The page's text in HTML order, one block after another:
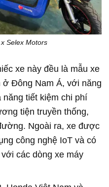
Selex Motors
xe này đều là mẫu xe
ở Đông Nam Á, với năng
tiết kiệm chi phí
tiện truyền thống,
Ngoài ra, xe được
công nghệ IoT và có
các dòng xe máy